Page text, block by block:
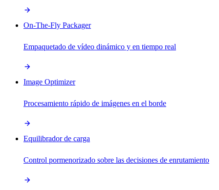
On-The-Fly Packager
Empaquetado de vídeo dinámico y en tiempo real
Image Optimizer
Procesamiento rápido de imágenes en el borde
Equilibrador de carga
Control pormenorizado sobre las decisiones de enrutamiento